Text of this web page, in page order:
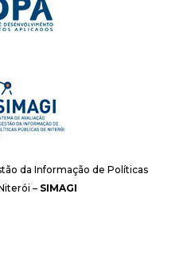
da Informação de Políticas
– SIMAGI